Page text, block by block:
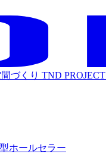
づくり TND PROJECT
ホールセラー